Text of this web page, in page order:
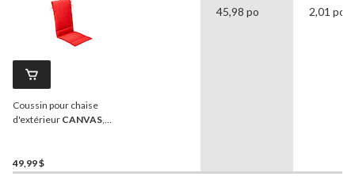
Coussin pour chaise
d'extérieur CANVAS
17 x 46 po
49,99 $
45,98 po 2,01 po